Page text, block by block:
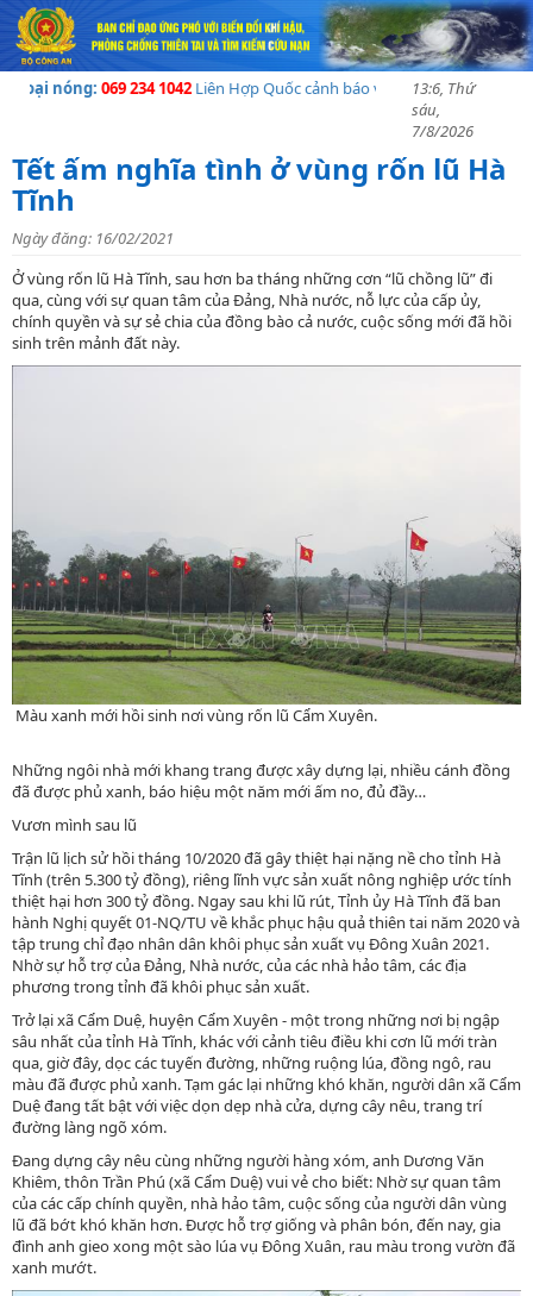
069 234 1042Liên Hợp Quốc cảnh báo về khủng hoảng nhân đạo
13:6, Thứ
sáu,
7/8/2026
Tết ấm nghĩa tình ở vùng rốn lũ Hà
Tĩnh
Ngày đăng: 16/02/2021
Ở vùng rốn lũ Hà Tĩnh, sau hơn ba tháng những cơn “lũ chồng lũ” đi
qua, cùng với sự quan tâm của Đảng, Nhà nước, nỗ lực của cấp ủy,
chính quyền và sự sẻ chia của đồng bào cả nước, cuộc sống mới đã hồi
sinh trên mảnh đất này.
Màu xanh mới hồi sinh nơi vùng rốn lũ Cẩm Xuyên.
Những ngôi nhà mới khang trang được xây dựng lại, nhiều cánh đồng
đã được phủ xanh, báo hiệu một năm mới ấm no, đủ đầy…
Vươn mình sau lũ
Trận lũ lịch sử hồi tháng 10/2020 đã gây thiệt hại nặng nề cho tỉnh Hà
Tĩnh (trên 5.300 tỷ đồng), riêng lĩnh vực sản xuất nông nghiệp ước tính
thiệt hại hơn 300 tỷ đồng. Ngay sau khi lũ rút, Tỉnh ủy Hà Tĩnh đã ban
hành Nghị quyết 01-NQ/TU về khắc phục hậu quả thiên tai năm 2020 và
tập trung chỉ đạo nhân dân khôi phục sản xuất vụ Đông Xuân 2021.
Nhờ sự hỗ trợ của Đảng, Nhà nước, của các nhà hảo tâm, các địa
phương trong tỉnh đã khôi phục sản xuất.
Trở lại xã Cẩm Duệ, huyện Cẩm Xuyên - một trong những nơi bị ngập
sâu nhất của tỉnh Hà Tĩnh, khác với cảnh tiêu điều khi cơn lũ mới tràn
qua, giờ đây, dọc các tuyến đường, những ruộng lúa, đồng ngô, rau
màu đã được phủ xanh. Tạm gác lại những khó khăn, người dân xã Cẩm
Duệ đang tất bật với việc dọn dẹp nhà cửa, dựng cây nêu, trang trí
đường làng ngõ xóm.
Đang dựng cây nêu cùng những người hàng xóm, anh Dương Văn
Khiêm, thôn Trần Phú (xã Cẩm Duệ) vui vẻ cho biết: Nhờ sự quan tâm
của các cấp chính quyền, nhà hảo tâm, cuộc sống của người dân vùng
lũ đã bớt khó khăn hơn. Được hỗ trợ giống và phân bón, đến nay, gia
đình anh gieo xong một sào lúa vụ Đông Xuân, rau màu trong vườn đã
xanh mướt.